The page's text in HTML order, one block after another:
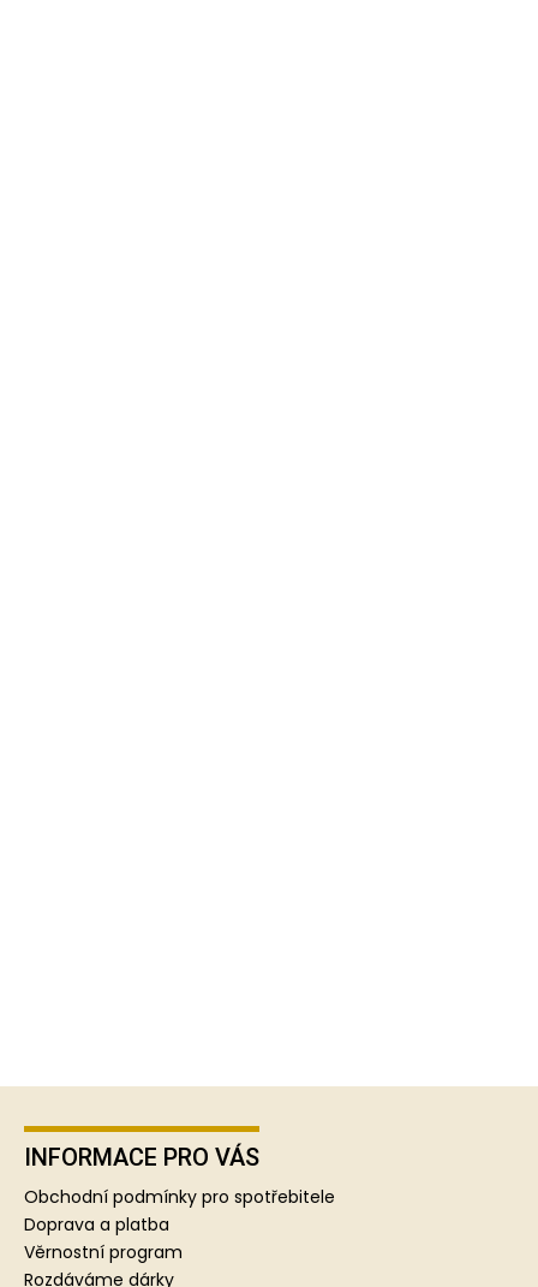
INFORMACE PRO VÁS
Obchodní podmínky pro spotřebitele
Doprava a platba
Věrnostní program
Rozdáváme dárky